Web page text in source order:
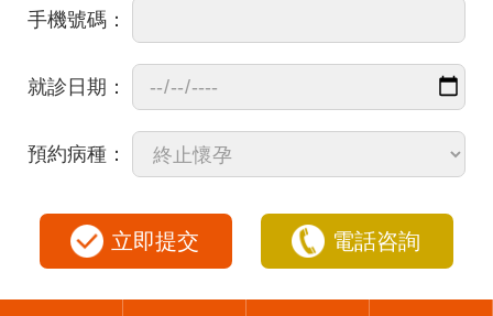
手機號碼：
就診日期：
預約病種：
立即提交 電話咨詢